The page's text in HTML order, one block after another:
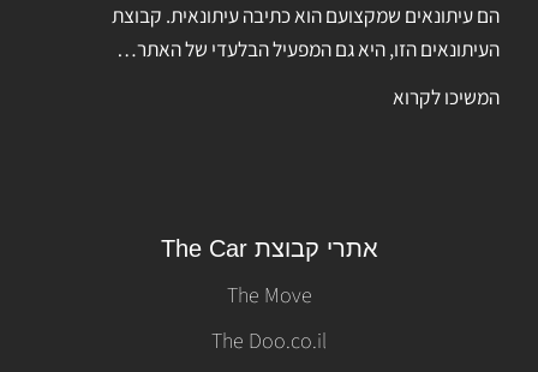
הם עיתונאים שמקצועם הוא כתיבה עיתונאית. קבוצת
העיתונאים הזו, היא גם המפעיל הבלעדי של האתר…
המשיכו לקרוא
אתרי קבוצת The Car
The Move
The Doo.co.il